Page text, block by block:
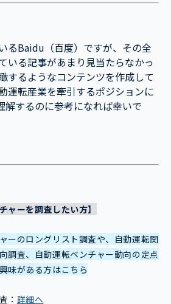
るBaidu（百度）ですが、その全
いる記事があまり見当たらなかっ
するようなコンテンツを作成して
運転産業を牽引するポジションに
解するのに参考になれば幸いで
ャーを調査したい方】
ーのロングリスト調査や、自動運転関
調査、自動運転ベンチャー動向の定点
味がある方はこちら
： 詳細へ